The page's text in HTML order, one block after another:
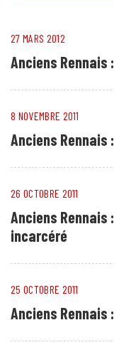
27 MARS 2012
Anciens Rennais
8 NOVEMBRE 2011
Anciens Rennais
26 OCTOBRE 2011
Anciens Rennais
incarcéré
25 OCTOBRE 2011
Anciens Rennais